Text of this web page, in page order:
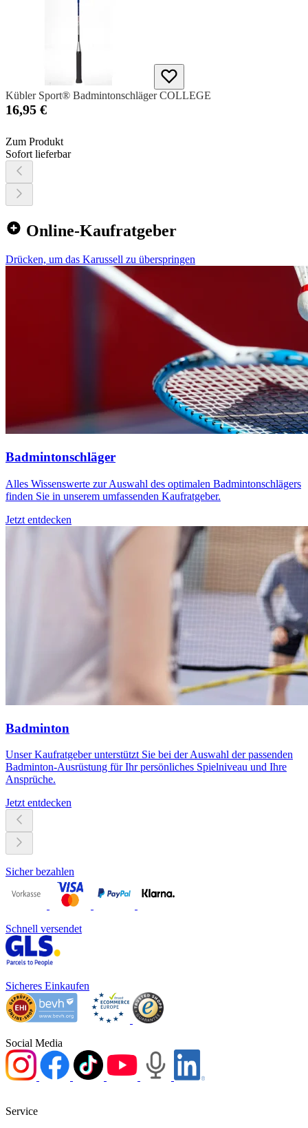
Kübler Sport® Badmintonschläger COLLEGE
16,95 €
Zum Produkt
Sofort lieferbar
Online-Kaufratgeber
Drücken, um das Karussell zu überspringen
Badmintonschläger
Alles Wissenswerte zur Auswahl des optimalen Badmintonschlägers
finden Sie in unserem umfassenden Kaufratgeber.
Jetzt entdecken
Badminton
Unser Kaufratgeber unterstützt Sie bei der Auswahl der passenden
Badminton-Ausrüstung für Ihr persönliches Spielniveau und Ihre
Ansprüche.
Jetzt entdecken
Sicher bezahlen
Schnell versendet
Sicheres Einkaufen
Social Media
Service